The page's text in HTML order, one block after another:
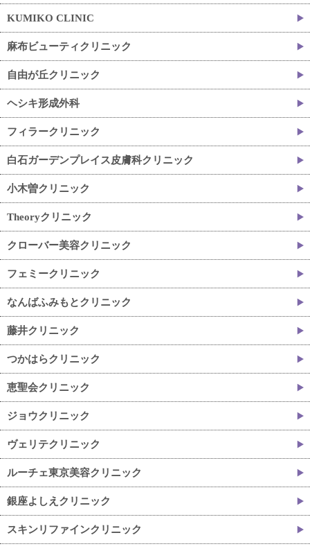
KUMIKO CLINIC
麻布ビューティクリニック
自由が丘クリニック
ヘシキ形成外科
フィラークリニック
白石ガーデンプレイス皮膚科クリニック
小木曽クリニック
Theoryクリニック
クローバー美容クリニック
フェミークリニック
なんばふみもとクリニック
藤井クリニック
つかはらクリニック
恵聖会クリニック
ジョウクリニック
ヴェリテクリニック
ルーチェ東京美容クリニック
銀座よしえクリニック
スキンリファインクリニック